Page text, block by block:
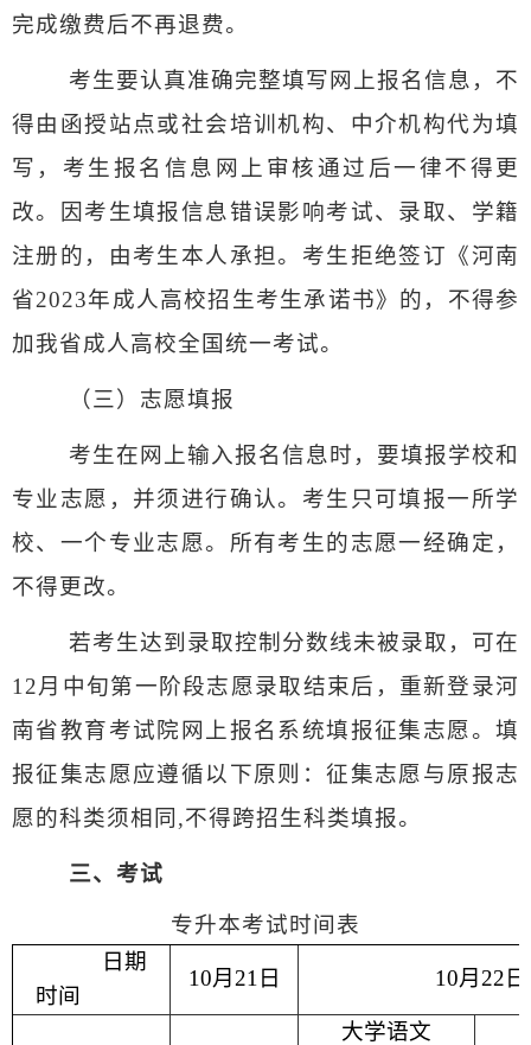
完成缴费后不再退费。
考生要认真准确完整填写网上报名信息，不
得由函授站点或社会培训机构、中介机构代为填
写，考生报名信息网上审核通过后一律不得更
改。因考生填报信息错误影响考试、录取、学籍
注册的，由考生本人承担。 考生拒绝签订《河南
省2023年成人高校招生考生承诺书》的，不得参
加我省成人高校全国统一考试。
（三）志愿填报
考生在网上输入报名信息时，要填报学校和
专业志愿，并须进行确认。考生只可填报一所学
校、一个专业志愿。所有考生的志愿一经确定，
不得更改。
若考生达到录取控制分数线未被录取，可在
12月中旬第一阶段志愿录取结束后，重新登录河
南省教育考试院网上报名系统填报征集志愿。填
报征集志愿应遵循以下原则：征集志愿与原报志
愿的科类须相同 ,不得跨招生科类填报。
三、考试
专升本考试时间表
日期
时间
10月 21 日 10月 22日
大学语文